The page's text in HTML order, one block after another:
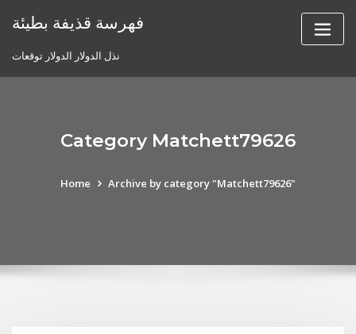
فهرسة قذيفة بطيئة
نذل الدولار الدولار توقعات
Category Matchett79626
Home Archive by category "Matchett79626"